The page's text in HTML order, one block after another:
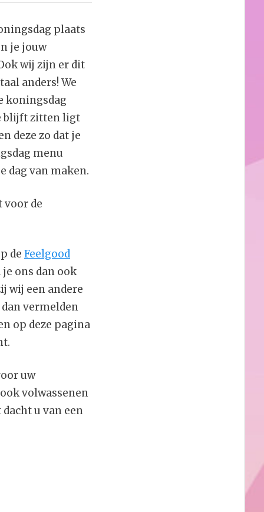
plaats
je jouw
wij zijn er dit
anders! We
koningsdag
blijft zitten ligt
deze zo dat je
menu
dag van maken.
voor de
de Feelgood
ons dan ook
wij een andere
vermelden
op deze pagina
uw
volwassenen
u van een